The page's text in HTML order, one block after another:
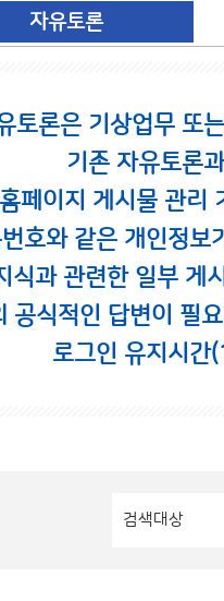
자유토론
토론은 기상업무 또
기존 자유토론
페이지 게시물 관리
호와 같은 개인정
식과 관련한 일부 게
공식적인 답변이 필
로그인 유지시간